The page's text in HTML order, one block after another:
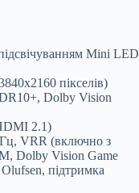
Mini LED
пікселів)
Dolby Vision
2.1)
Гц, VRR (включно з
Dolby Vision Game
підтримка